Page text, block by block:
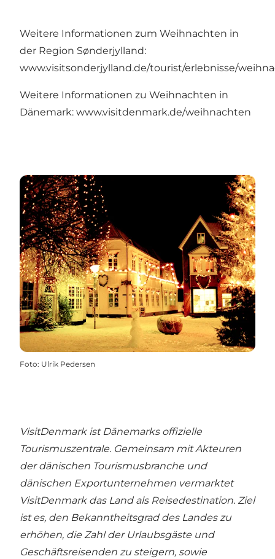
Weitere Informationen zum Weihnachten in
der Region Sønderjylland:
www.visitsonderjylland.de/tourist/erlebnisse/
Weitere Informationen zu Weihnachten in
Dänemark: www.visitdenmark.de/weihnachten
Foto: Ulrik Pedersen
VisitDenmark ist Dänemarks offizielle
Tourismuszentrale. Gemeinsam mit Akteuren
der dänischen Tourismusbranche und
dänischen Exportunternehmen vermarktet
VisitDenmark das Land als Reisedestination. Ziel
ist es, den Bekanntheitsgrad des Landes zu
erhöhen, die Zahl der Urlaubsgäste und
Geschäftsreisenden zu steigern, sowie